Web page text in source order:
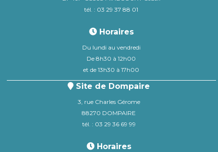
tél. : 03 29 37 88 01
Horaires
Du lundi au vendredi
De 8h30 à 12h00
et de 13h30 à 17h00
Site de Dompaire
3, rue Charles Gérome
88270 DOMPAIRE
tél. : 03 29 36 69 99
Horaires